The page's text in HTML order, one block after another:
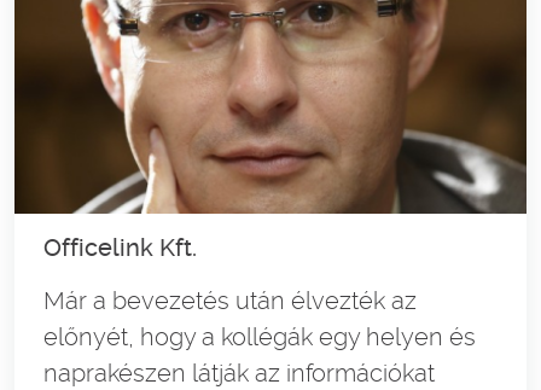
Officelink Kft.
Már a bevezetés után élvezték az
előnyét, hogy a kollégák egy helyen és
naprakészen látják az információkat